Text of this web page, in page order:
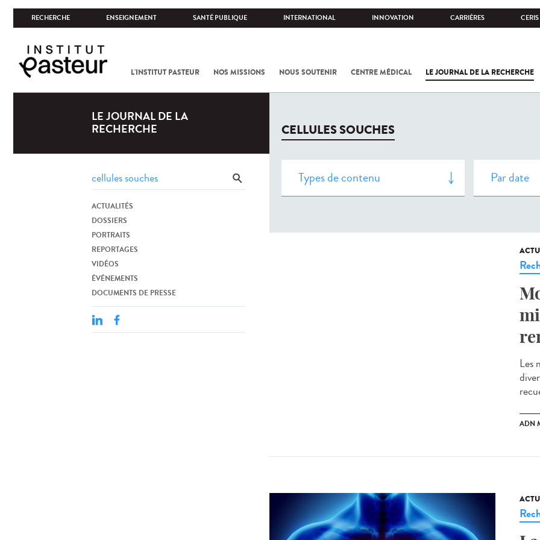
RECHERCHE ENSEIGNEMENT SANTÉ PUBLIQUE INTERNATIONAL INNOVATION CARRIÈRES CERIS
L'INSTITUT PASTEUR NOS MISSIONS NOUS SOUTENIR CENTRE MÉDICAL LE JOURNAL DE LA RECHERCHE
LE JOURNAL DE LA
RECHERCHE
ACTUALITÉS
DOSSIERS
PORTRAITS
REPORTAGES
VIDÉOS
ÉVÉNEMENTS
DOCUMENTS DE PRESSE
CELLULES SOUCHES
Les
ADN